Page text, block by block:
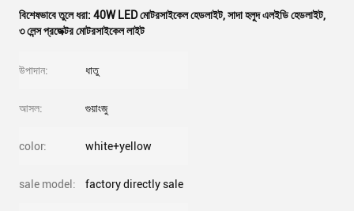
বিশেষভাবে তুলে ধরা: 40W LED মোটরসাইকেল হেডলাইট,সাদা হলুদ এলইডি হেডলাইট,
৩ লেন্স প্রজেক্টর মোটরসাইকেল লাইট
উপাদান: ধাতু
আসল: গুয়াংজু
color: white+yellow
sale model: factory directly sale